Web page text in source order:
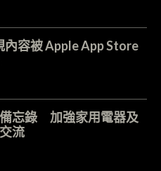
容被 Apple App Store
忘錄 加強家用電器及
流